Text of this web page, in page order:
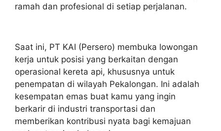
ramah dan profesional di setiap perjalanan.
Saat ini, PT KAI (Persero) membuka lowongan
kerja untuk posisi yang berkaitan dengan
operasional kereta api, khususnya untuk
penempatan di wilayah Pekalongan. Ini adalah
kesempatan emas buat kamu yang ingin
berkarir di industri transportasi dan
memberikan kontribusi nyata bagi kemajuan